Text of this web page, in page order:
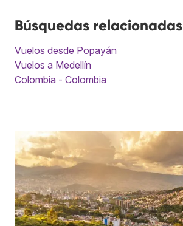
Búsquedas relacionadas
Vuelos desde Popayán
Vuelos a Medellín
Colombia - Colombia